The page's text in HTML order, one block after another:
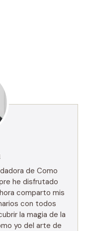
de Como
he disfrutado
comparto mis
con todos
la magia de la
yo del arte de